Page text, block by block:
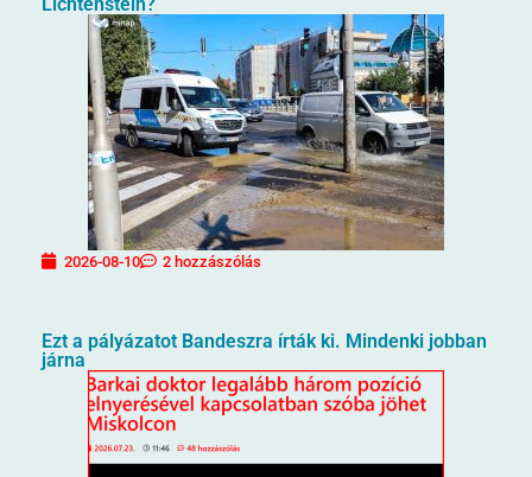
2026-08-10 2 hozzászólás
Ezt a pályázatot Bandeszra írták ki. Mindenki jobban
járna